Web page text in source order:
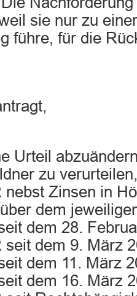
sie nur zu
führe, für die
Urteil
zu
nebst Zinsen in
dem
dem 28.
seit dem 9. März
dem 11. März
dem 16. März